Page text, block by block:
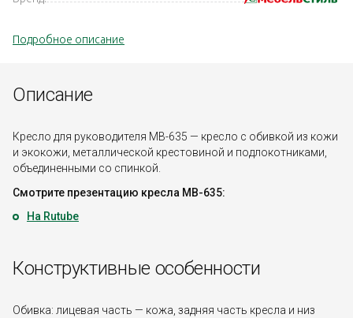
Подробное описание
Описание
Кресло для руководителя MB-635 — кресло с обивкой из кожи
и экокожи, металлической крестовиной и подлокотниками,
объединенными со спинкой.
Смотрите презентацию кресла MB-635:
На Rutube
Конструктивные особенности
Обивка: лицевая часть — кожа, задняя часть кресла и низ